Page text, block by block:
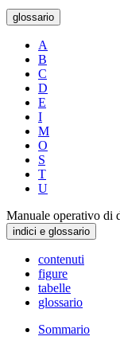
glossario
A
B
C
D
E
I
M
O
S
T
U
Manuale operativo di
indici e glossario
contenuti
figure
tabelle
glossario
Sommario